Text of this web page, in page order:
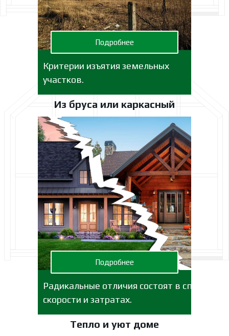
Из бруса или каркасный
Радикальные отличия состоят в способах,
скорости и затратах.
Подробнее
Тепло и уют доме
Критерии изъятия земельных
участков.
Подробнее